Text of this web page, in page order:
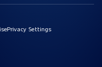
Privacy Settings